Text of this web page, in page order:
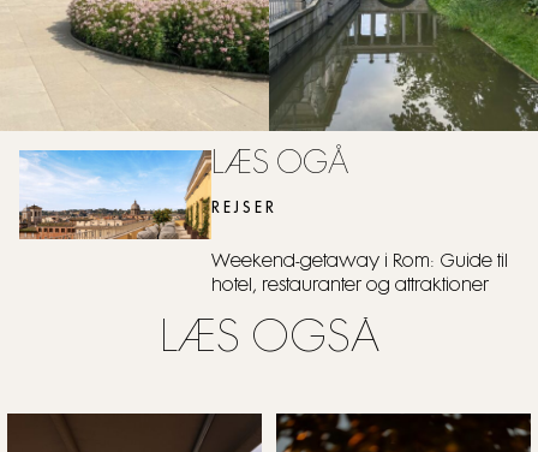
LÆS OGÅ
REJSER
Weekend-getaway i Rom: Guide til
hotel, restauranter og attraktioner
LÆS OGSÅ